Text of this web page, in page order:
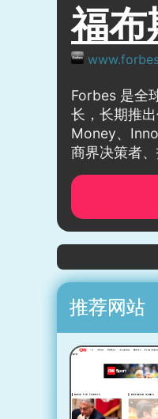
福
Forbes 是全
长，长期推
Money、
商界决策者
推荐网站